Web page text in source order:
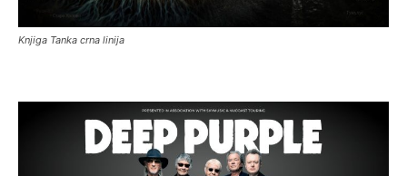
Knjiga Tanka crna linija